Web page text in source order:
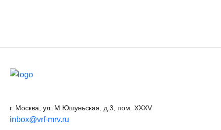
г. Москва, ул. М.Юшуньская, д.3, пом. XXXV
inbox@vrf-mrv.ru